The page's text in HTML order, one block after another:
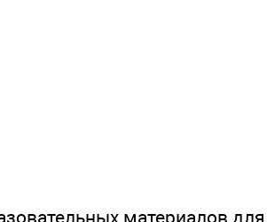
материалов для